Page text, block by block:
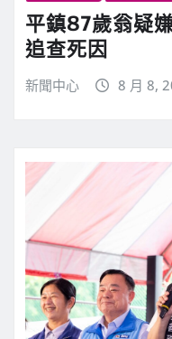
平鎮87歲翁疑
追查死因
新聞中心 8 月 8,